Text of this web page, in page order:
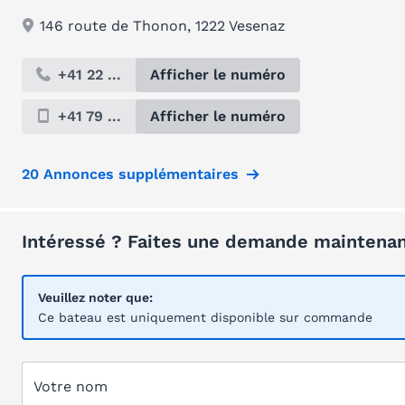
146 route de Thonon, 1222 Vesenaz
+41 22 ... Afficher le numéro
+41 79 ... Afficher le numéro
20 Annonces supplémentaires
Intéressé ? Faites une demande
Veuillez noter que:
Ce bateau est uniquement disponible sur commande
Votre nom